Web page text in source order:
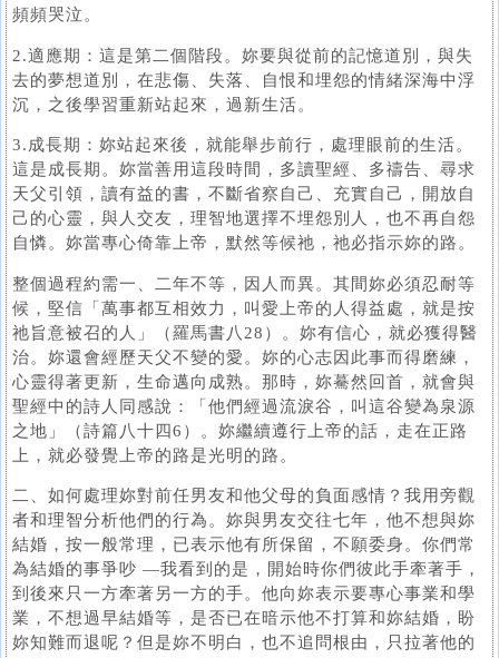
頻頻哭泣。
2.適應期：這是第二個階段。妳要與從前的記憶道別，與失
去的夢想道別，在悲傷、失落、自恨和埋怨的情緒深海中浮
沉，之後學習重新站起來，過新生活。
3.成長期：妳站起來後，就能舉步前行，處理眼前的生活。
這是成長期。妳當善用這段時間，多讀聖經、多禱告、尋求
天父引領，讀有益的書，不斷省察自己、充實自己，開放自
己的心靈，與人交友，理智地選擇不埋怨別人，也不再自怨
自憐。妳當專心倚靠上帝，默然等候祂，祂必指示妳的路。
整個過程約需一、二年不等，因人而異。其間妳必須忍耐等
候，堅信「萬事都互相效力，叫愛上帝的人得益處，就是按
祂旨意被召的人」（羅馬書八28）。妳有信心，就必獲得醫
治。妳還會經歷天父不變的愛。妳的心志因此事而得磨練，
心靈得著更新，生命邁向成熟。那時，妳驀然回首，就會與
聖經中的詩人同感說：「他們經過流淚谷，叫這谷變為泉源
之地」（詩篇八十四6）。妳繼續遵行上帝的話，走在正路
上，就必發覺上帝的路是光明的路。
二、如何處理妳對前任男友和他父母的負面感情？我用旁觀
者和理智分析他們的行為。妳與男友交往七年，他不想與妳
結婚，按一般常理，已表示他有所保留，不願委身。你們常
為結婚的事爭吵 —我看到的是，開始時你們彼此手牽著手，
到後來只一方牽著另一方的手。他向妳表示要專心事業和學
業，不想過早結婚等，是否已在暗示他不打算和妳結婚，盼
妳知難而退呢？但是妳不明白，也不追問根由，只拉著他的